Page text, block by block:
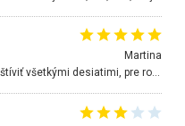
Martina
Nádherné miesto ktoré odporúčam navštíviť všetkými desiatimi, pre rodiny s deťmi, dôchodcom... Proste a jednoducho ozaj rozprávkový les.. určite ešte prídeme. Odniesli sme si na pamiatku krásne tričká,